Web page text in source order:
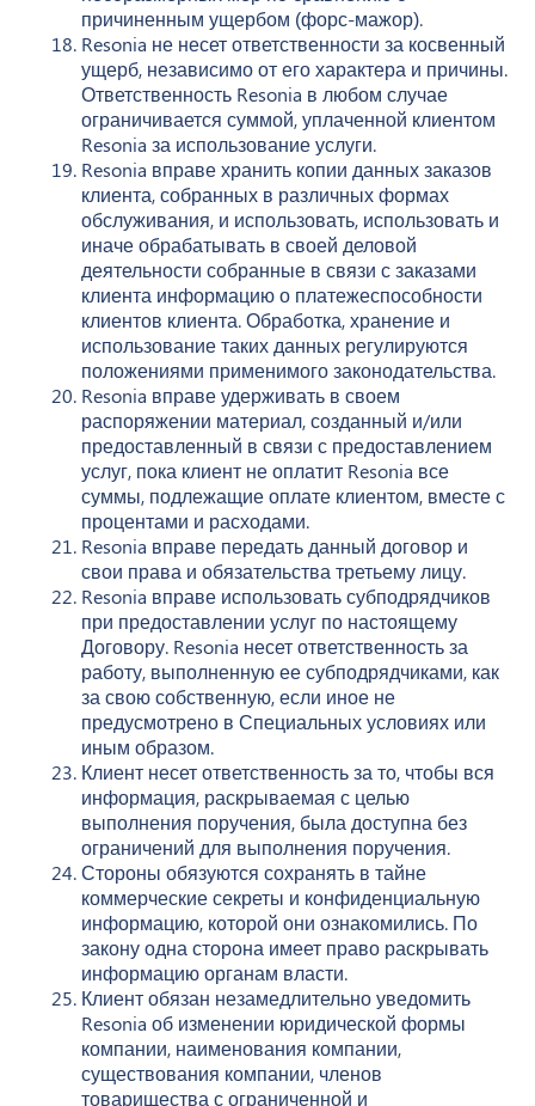
причиненным ущербом (форс-мажор).
Resonia не несет ответственности за косвенный
ущерб, независимо от его характера и причины.
Ответственность Resonia в любом случае
ограничивается суммой, уплаченной клиентом
Resonia за использование услуги.
Resonia вправе хранить копии данных заказов
клиента, собранных в различных формах
обслуживания, и использовать, использовать и
иначе обрабатывать в своей деловой
деятельности собранные в связи с заказами
клиента информацию о платежеспособности
клиентов клиента. Обработка, хранение и
использование таких данных регулируются
положениями применимого законодательства.
Resonia вправе удерживать в своем
распоряжении материал, созданный и/или
предоставленный в связи с предоставлением
услуг, пока клиент не оплатит Resonia все
суммы, подлежащие оплате клиентом, вместе с
процентами и расходами.
Resonia вправе передать данный договор и
свои права и обязательства третьему лицу.
Resonia вправе использовать субподрядчиков
при предоставлении услуг по настоящему
Договору. Resonia несет ответственность за
работу, выполненную ее субподрядчиками, как
за свою собственную, если иное не
предусмотрено в Специальных условиях или
иным образом.
Клиент несет ответственность за то, чтобы вся
информация, раскрываемая с целью
выполнения поручения, была доступна без
ограничений для выполнения поручения.
Стороны обязуются сохранять в тайне
коммерческие секреты и конфиденциальную
информацию, которой они ознакомились. По
закону одна сторона имеет право раскрывать
информацию органам власти.
Клиент обязан незамедлительно уведомить
Resonia об изменении юридической формы
компании, наименования компании,
существования компании, членов
товарищества с ограниченной и